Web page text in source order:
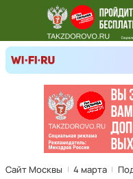
Сайт Москвы 4 марта